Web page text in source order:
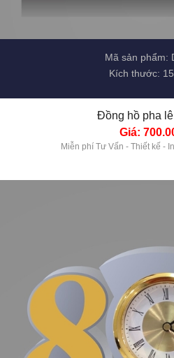
Mã sản phẩm:
Kích thước:
Đồng hồ pha
Giá:
Miễn phí Tư Vấn - Thiết kế -